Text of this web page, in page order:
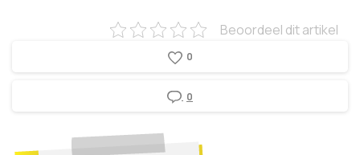
Beoordeel dit artikel
0
0